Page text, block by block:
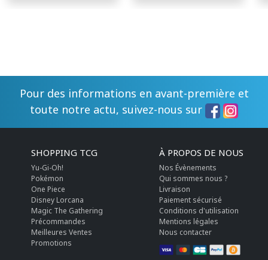
Pour des informations en avant-première et
toute notre actu, suivez-nous sur
SHOPPING TCG
Yu-Gi-Oh!
Pokémon
One Piece
Disney Lorcana
Magic The Gathering
Précommandes
Meilleures Ventes
Promotions
À PROPOS DE NOUS
Nos Évènements
Qui sommes nous ?
Livraison
Paiement sécurisé
Conditions d'utilisation
Mentions légales
Nous contacter